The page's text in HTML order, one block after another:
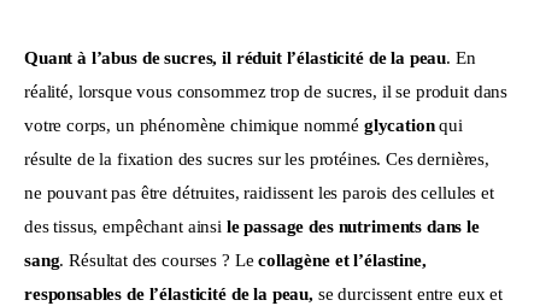
Quant à l’abus de sucres, il réduit l’élasticité de la peau. En
réalité, lorsque vous consommez trop de sucres, il se produit dans
votre corps, un phénomène chimique nommé glycation qui
résulte de la fixation des sucres sur les protéines. Ces dernières,
ne pouvant pas être détruites, raidissent les parois des cellules et
des tissus, empêchant ainsi le passage des nutriments dans le
sang. Résultat des courses ? Le collagène et l’élastine,
responsables de l’élasticité de la peau, se durcissent entre eux et